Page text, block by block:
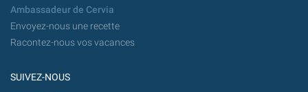
Ambassadeur de Cervia
Envoyez-nous une recette
Racontez-nous vos vacances
SUIVEZ-NOUS